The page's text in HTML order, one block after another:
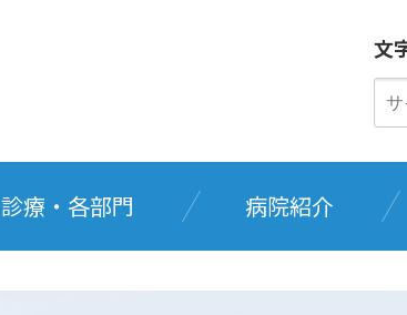
文
診療・各部門 病院紹介